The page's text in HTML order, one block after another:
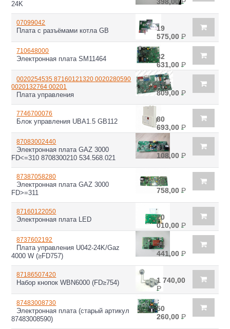
24K
07099042
Плата с разъёмами котла GB
19
575,00 Р
710648000
Электронная плата SM11464
32
631,00 Р
0020254535 87160121320 0020280590
0020132764 00201
Плата управления
37
809,00 Р
7746700076
Блок управления UBA1.5 GB112
80
693,00 Р
87083002440
Электронная плата GAZ 3000
FD<=310 8708300210 534.568.021
41
108,00 Р
87387058280
Электронная плата GAZ 3000
FD>=311
36
758,00 Р
87160122050
Электронная плата LED
20
010,00 Р
8737602192
Плата управления U042-24K/Gaz
4000 W (≥FD757)
35
441,00 Р
87186507420
Набор кнопок WBN6000 (FD≥754)
1 740,00
Р
87483008730
Электронная плата (старый артикул
87483008590)
50
260,00 Р